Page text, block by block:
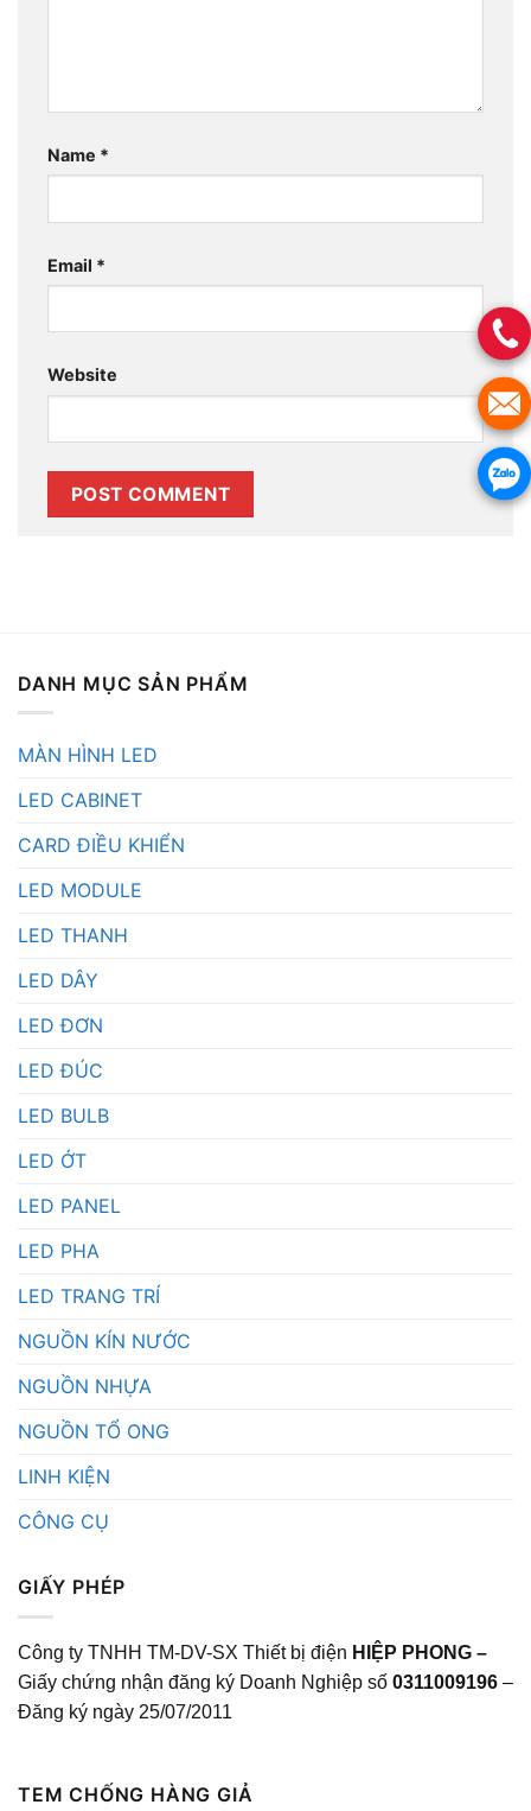
Name *
Email *
Website
DANH MỤC SẢN PHẨM
MÀN HÌNH LED
LED CABINET
CARD ĐIỀU KHIỂN
LED MODULE
LED THANH
LED DÂY
LED ĐƠN
LED ĐÚC
LED BULB
LED ỚT
LED PANEL
LED PHA
LED TRANG TRÍ
NGUỒN KÍN NƯỚC
NGUỒN NHỰA
NGUỒN TỔ ONG
LINH KIỆN
CÔNG CỤ
GIẤY PHÉP
Công ty TNHH TM-DV-SX Thiết bị điện HIỆP PHONG –
Giấy chứng nhận đăng ký Doanh Nghiệp số 0311009196 –
Đăng ký ngày 25/07/2011
TEM CHỐNG HÀNG GIẢ